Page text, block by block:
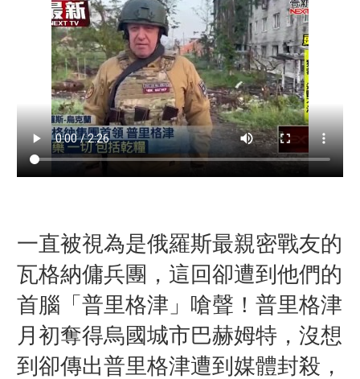
一直被視為是俄羅斯最親密戰友的
瓦格納傭兵團，這回卻遭到他們的
首腦「普里格津」嗆聲！ 普里格津
月初奪得烏國城市巴赫姆特，沒想
到卻傳出普里格津遭到媒體封殺，